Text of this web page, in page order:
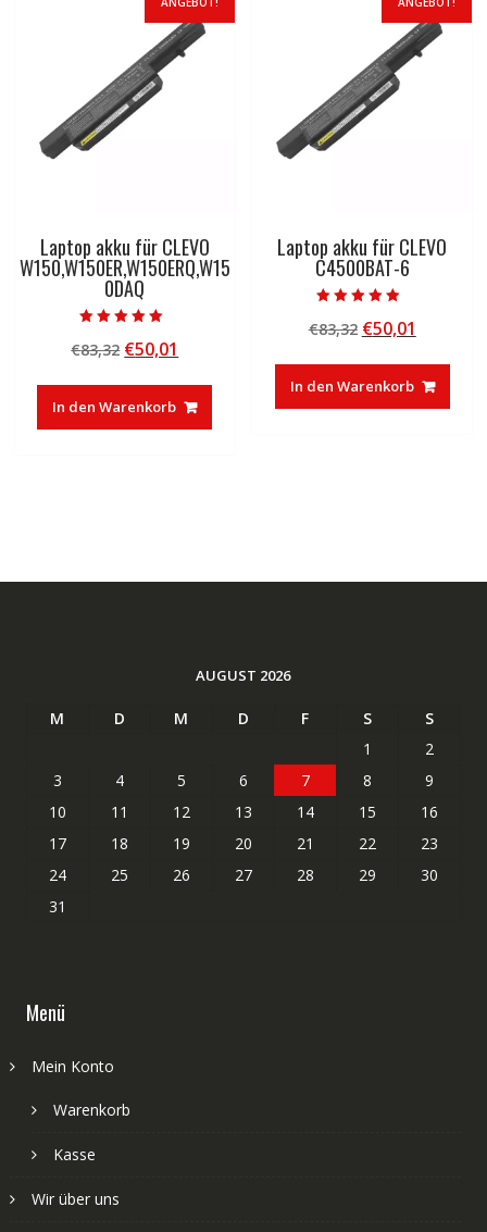
Laptop akku für CLEVO
W150,W150ER,W150ERQ,W15
0DAQ
5.00
von 5
€83,32 Ursprünglicher
war:
€83,32
€50,01
ist:
€50,01.
In den Warenkorb
Laptop akku für CLEVO
C4500BAT-6
5.00
von 5
€83,32 Ursprünglicher
war:
€83,32
€50,01
ist:
€50,01.
In den Warenkorb
AUGUST 2026
M D M D F S
S
1
2
3
4 5 6 7 8
9
10
11 12 13 14 15
16
17
18 19 20 21 22
23
24
25 26 27 28 29
30
31
Menü
Mein Konto
Warenkorb
Kasse
Wir über uns